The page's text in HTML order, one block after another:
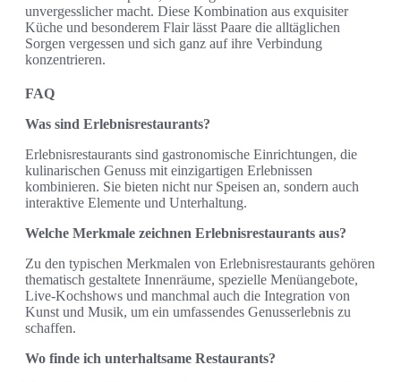
unvergesslicher macht. Diese Kombination aus exquisiter
Küche und besonderem Flair lässt Paare die alltäglichen
Sorgen vergessen und sich ganz auf ihre Verbindung
konzentrieren.
FAQ
Was sind Erlebnisrestaurants?
Erlebnisrestaurants sind gastronomische Einrichtungen, die
kulinarischen Genuss mit einzigartigen Erlebnissen
kombinieren. Sie bieten nicht nur Speisen an, sondern auch
interaktive Elemente und Unterhaltung.
Welche Merkmale zeichnen Erlebnisrestaurants aus?
Zu den typischen Merkmalen von Erlebnisrestaurants gehören
thematisch gestaltete Innenräume, spezielle Menüangebote,
Live-Kochshows und manchmal auch die Integration von
Kunst und Musik, um ein umfassendes Genusserlebnis zu
schaffen.
Wo finde ich unterhaltsame Restaurants?